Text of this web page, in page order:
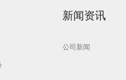
实验室洗
Aurora-F2Plus实验
新闻资讯
公司新闻